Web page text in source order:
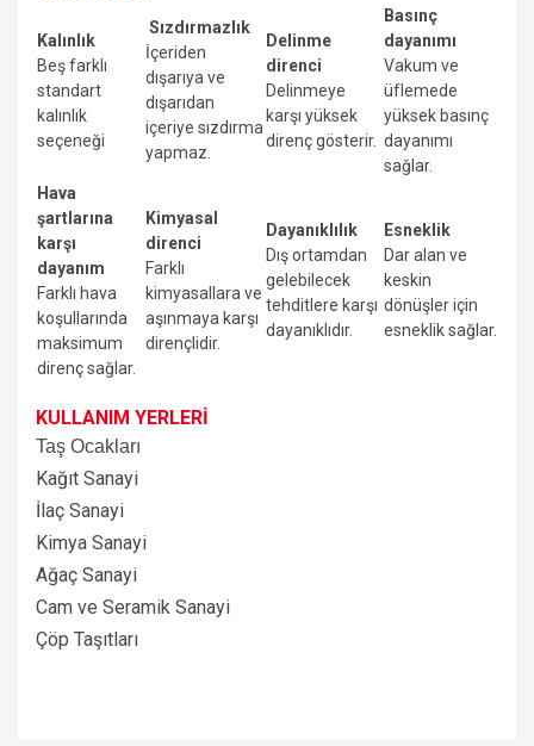
Kalınlık
Beş farklı
standart
kalınlık
seçeneği
Sızdırmazlık
İçeriden
dışarıya ve
dışarıdan
içeriye sızdırma
yapmaz.
Delinme
direnci
Delinmeye
karşı yüksek
direnç gösterir.
Basınç
dayanımı
Vakum ve
üfIemede
yüksek basınç
dayanımı
sağlar.
Hava
şartlarına
karşı
dayanım
Farklı hava
koşullarında
maksimum
direnç sağlar.
Kimyasal
direnci
Farklı
kimyasallara ve
aşınmaya karşı
dirençlidir.
Dayanıklılık
Dış ortamdan
gelebilecek
tehditlere karşı
dayanıklıdır.
Esneklik
Dar alan ve
keskin
dönüşler için
esneklik sağlar.
KULLANIM YERLERİ
Taş Ocakları
Kağıt Sanayi
İlaç Sanayi
Kimya Sanayi
Ağaç Sanayi
Cam ve Seramik Sanayi
Çöp Taşıtları